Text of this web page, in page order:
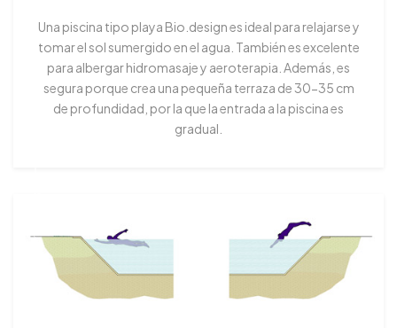
Una piscina tipo playa Bio.design es ideal para relajarse y
tomar el sol sumergido en el agua. También es excelente
para albergar hidromasaje y aeroterapia. Además, es
segura porque crea una pequeña terraza de 30-35 cm
de profundidad, por la que la entrada a la piscina es
gradual.
Nadar y Zambullirse